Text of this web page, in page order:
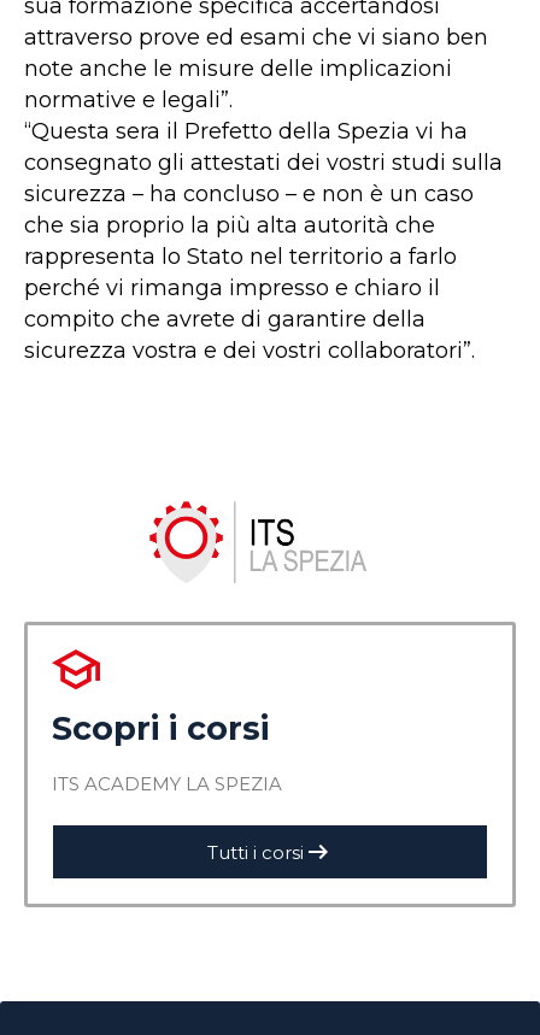
sua formazione specifica accertandosi
attraverso prove ed esami che vi siano ben
note anche le misure delle implicazioni
normative e legali”.
“Questa sera il Prefetto della Spezia vi ha
consegnato gli attestati dei vostri studi sulla
sicurezza – ha concluso – e non è un caso
che sia proprio la più alta autorità che
rappresenta lo Stato nel territorio a farlo
perché vi rimanga impresso e chiaro il
compito che avrete di garantire della
sicurezza vostra e dei vostri collaboratori”.
Scopri i corsi
ITS ACADEMY LA SPEZIA
Tutti i corsi arrow_right_alt